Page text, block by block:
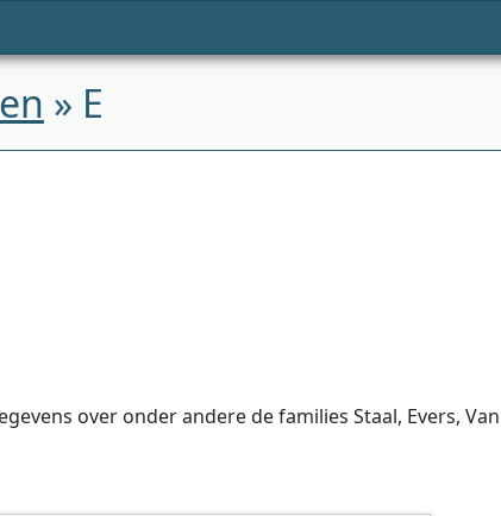
» E
over onder andere de families Staal, Evers,